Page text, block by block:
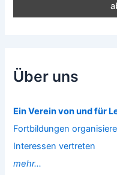
Über uns
Ein Verein von und für
Fortbildungen
Interessen vertreten
mehr...